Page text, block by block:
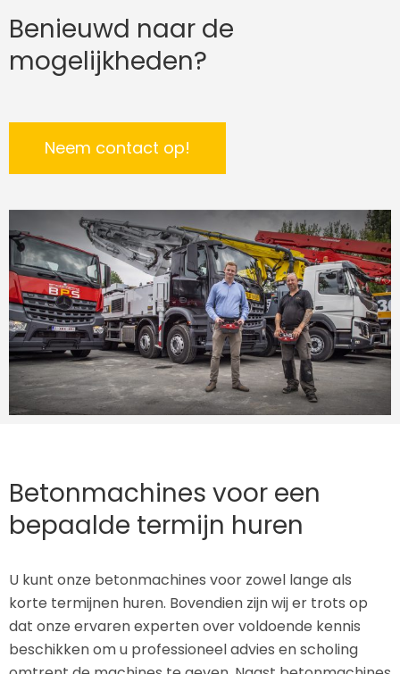
Benieuwd naar de
mogelijkheden?
Neem contact op!
Betonmachines voor een
bepaalde termijn huren
U kunt onze betonmachines voor zowel lange als
korte termijnen huren. Bovendien zijn wij er trots op
dat onze ervaren experten over voldoende kennis
beschikken om u professioneel advies en scholing